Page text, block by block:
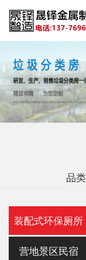
品
装配式环保厕所
营地景区民宿